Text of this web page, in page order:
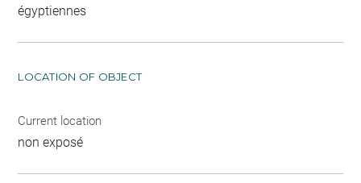
égyptiennes
LOCATION OF OBJECT
Current location
non exposé